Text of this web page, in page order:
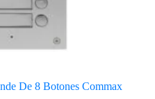
De 8 Botones Commax